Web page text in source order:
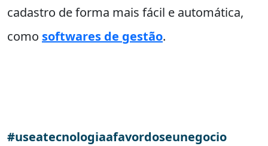
cadastro de forma mais fácil e automática,
como softwares de gestão.
#useatecnologiaafavordoseunegocio